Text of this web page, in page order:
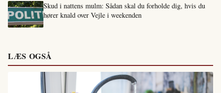
Skud i nattens mulm: Sådan skal du forholde dig, hvis du
hører knald over Vejle i weekenden
LÆS OGSÅ